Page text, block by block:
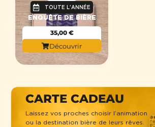
ENQUÊTE DE BIÈRE
TOUTE L'ANNÉE
35,00 €
Découvrir
CARTE CADEAU
Laissez vos proches choisir l’animation
ou la destination bière de leurs rêves.